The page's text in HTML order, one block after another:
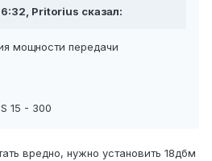
Pritorius сказал:
мощности передачи
15 - 300
вредно, нужно установить 18дбм